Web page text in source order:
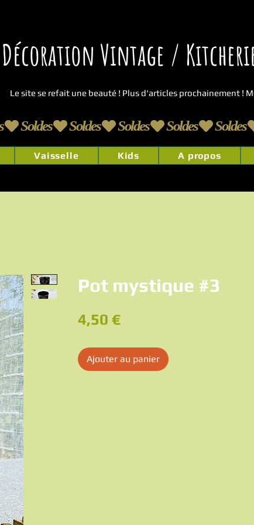
Décoration Vintage /
Le site se refait une beauté ! Plus d'articles prochainement !
Vaisselle Kids A propos
Pot mystique #3
4,50 €Prix
Ajouter au panier